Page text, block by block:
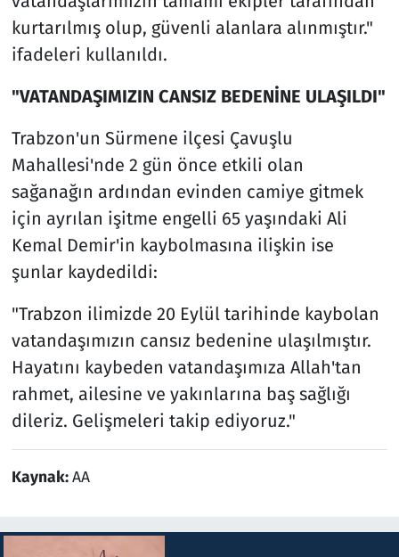
kurtarılmış olup, güvenli alanlara alınmıştır."
ifadeleri kullanıldı.
"VATANDAŞIMIZIN CANSIZ BEDENİNE ULAŞILDI"
Trabzon'un Sürmene ilçesi Çavuşlu
Mahallesi'nde 2 gün önce etkili olan
sağanağın ardından evinden camiye gitmek
için ayrılan işitme engelli 65 yaşındaki Ali
Kemal Demir'in kaybolmasına ilişkin ise
şunlar kaydedildi:
"Trabzon ilimizde 20 Eylül tarihinde kaybolan
vatandaşımızın cansız bedenine ulaşılmıştır.
Hayatını kaybeden vatandaşımıza Allah'tan
rahmet, ailesine ve yakınlarına baş sağlığı
dileriz. Gelişmeleri takip ediyoruz."
Kaynak:AA